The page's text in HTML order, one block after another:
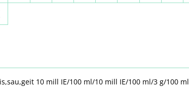
10 mill IE/100 ml/10 mill IE/100 ml/3 g/100 ml